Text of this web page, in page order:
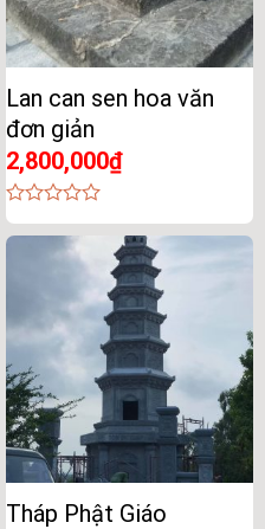
Lan can sen hoa văn
đơn giản
2,800,000₫
0
out
Tháp Phật Giáo